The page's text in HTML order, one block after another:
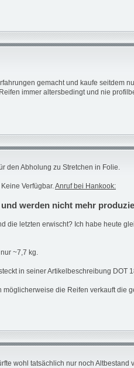
gemacht und kaufe seitdem
immer altersbedingt und nie
den Abholung zu Stretchen in Folie.
Verfügbar.Anruf bei Hankook:
werden nicht mehr
letzten erwischt? Ich habe heute
~7,7 kg.
in seiner Artikelbeschreibung DOT
die Reifen verkauft die
wohl tatsächlich nur noch